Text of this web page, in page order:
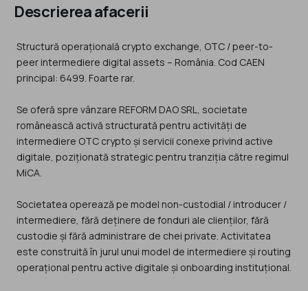
Descrierea afacerii
Structură operațională crypto exchange, OTC / peer-to-
peer intermediere digital assets – România. Cod CAEN
principal: 6499. Foarte rar.
Se oferă spre vânzare REFORM DAO SRL, societate
românească activă structurată pentru activități de
intermediere OTC crypto și servicii conexe privind active
digitale, poziționată strategic pentru tranziția către regimul
MiCA.
Societatea operează pe model non-custodial / introducer /
intermediere, fără deținere de fonduri ale clienților, fără
custodie și fără administrare de chei private. Activitatea
este construită în jurul unui model de intermediere și routing
operațional pentru active digitale și onboarding instituțional.